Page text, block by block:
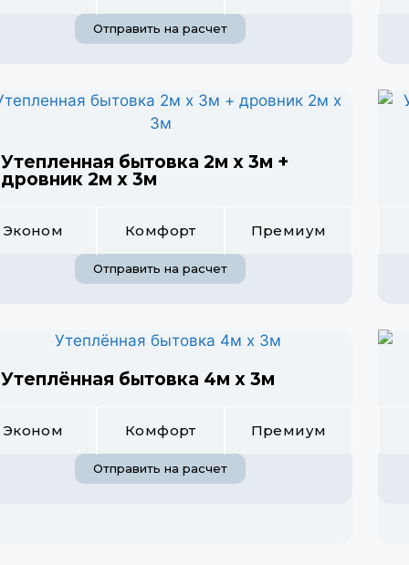
Отправить на расчет
Утепленная бытовка 2м х 3м +
дровник 2м х 3м
Эконом Комфорт Премиум
Отправить на расчет
Утеплённая бытовка 4м х 3м
Эконом Комфорт Премиум
Отправить на расчет